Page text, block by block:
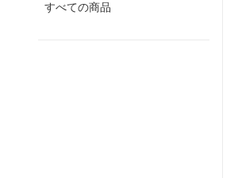
すべての商品